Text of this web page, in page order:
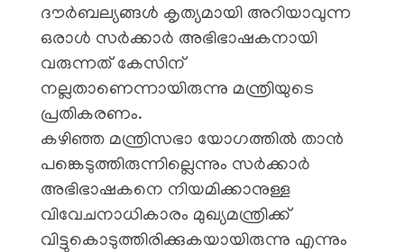
ദൗർബല്യങ്ങൾ കൃത്യമായി അറിയാവുന്ന
ഒരാൾ സർക്കാർ അഭിഭാഷകനായി
വരുന്നത് കേസിന്
നല്ലതാണെന്നായിരുന്നു മന്ത്രിയുടെ
പ്രതികരണം.
​കഴിഞ്ഞ മന്ത്രിസഭാ യോഗത്തിൽ താൻ
പങ്കെടുത്തിരുന്നില്ലെന്നും സർക്കാർ
അഭിഭാഷകനെ നിയമിക്കാനുള്ള
വിവേചനാധികാരം മുഖ്യമന്ത്രിക്ക്
വിട്ടുകൊടുത്തിരിക്കുകയായിരുന്നു എന്നും